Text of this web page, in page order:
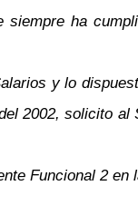
ha
y lo
2002, solicito al
Funcional 2 en